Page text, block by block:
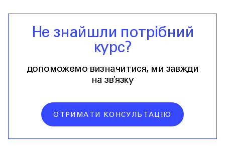
Не знайшли потрібний
курс?
допоможемо визначитися, ми завжди
на звʼязку
ОТРИМАТИ КОНСУЛЬТАЦІЮ